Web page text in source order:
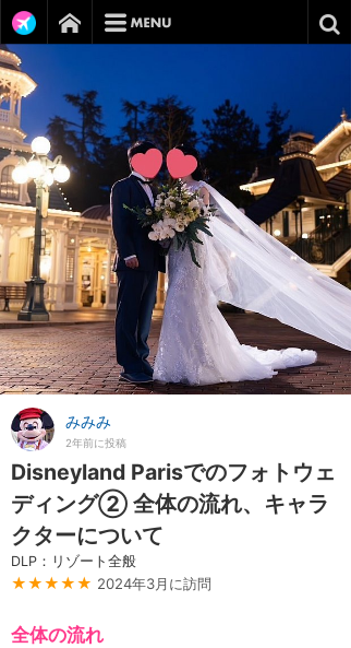
みみみ
2年前に投稿
Disneyland Parisでのフォトウェ
ディング② 全体の流れ、キャラ
クターについて
DLP：リゾート全般
★★★★★ 2024年3月に訪問
全体の流れ